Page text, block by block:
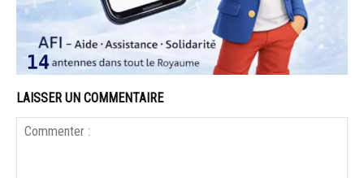
LAISSER UN COMMENTAIRE